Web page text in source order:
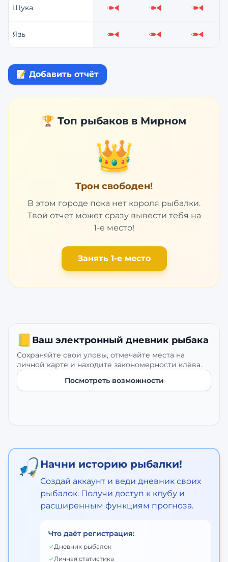
Щука Слабо Слабо Слабо
Язь Слабо Слабо Слабо
📝 Добавить отчёт
🏆 Топ рыбаков в Мирном
👑
Трон свободен!
В этом городе пока нет короля рыбалки.
Твой отчет может сразу вывести тебя на
1-е место!
Занять 1-е место
📒 Ваш электронный дневник рыбака
Сохраняйте свои уловы, отмечайте места на
личной карте и находите закономерности клёва.
Посмотреть возможности
🎣 Начни историю рыбалки!
Создай аккаунт и веди дневник своих
рыбалок. Получи доступ к клубу и
расширенным функциям прогноза.
Что даёт регистрация:
✓Дневник рыбалок
✓Личная статистика